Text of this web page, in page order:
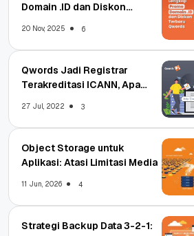
Domain .ID dan Diskon
20 Nov, 2025 6
Qwords Jadi Registrar
Terakreditasi ICANN, Apa
27 Jul, 2022 3
Object Storage untuk
Aplikasi: Atasi Limitasi Media
11 Jun, 2026 4
Strategi Backup Data 3-2-1: